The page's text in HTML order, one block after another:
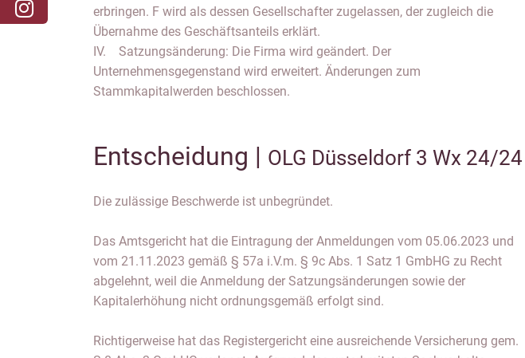
erbringen. F wird als dessen Gesellschafter zugelassen, der zugleich die
Übernahme des Geschäftsanteils erklärt.
IV. Satzungsänderung: Die Firma wird geändert. Der
Unternehmensgegenstand wird erweitert. Änderungen zum
Stammkapitalwerden beschlossen.
Entscheidung | OLG Düsseldorf 3 Wx 24/24
Die zulässige Beschwerde ist unbegründet.
Das Amtsgericht hat die Eintragung der Anmeldungen vom 05.06.2023 und
vom 21.11.2023 gemäß § 57a i.V.m. § 9c Abs. 1 Satz 1 GmbHG zu Recht
abgelehnt, weil die Anmeldung der Satzungsänderungen sowie der
Kapitalerhöhung nicht ordnungsgemäß erfolgt sind.
Richtigerweise hat das Registergericht eine ausreichende Versicherung gem.